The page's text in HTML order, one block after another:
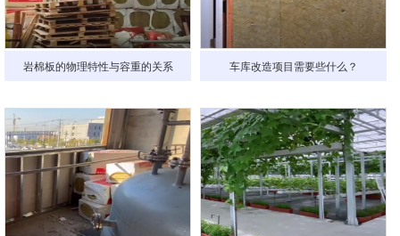
岩棉板的物理特性与容重的关系 车库改造项目需要些什么？